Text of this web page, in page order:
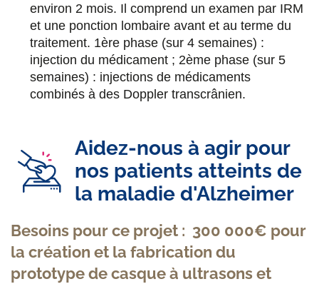
environ 2 mois. Il comprend un examen par IRM
et une ponction lombaire avant et au terme du
traitement. 1ère phase (sur 4 semaines) :
injection du médicament ; 2ème phase (sur 5
semaines) : injections de médicaments
combinés à des Doppler transcrânien.
Aidez-nous à agir pour
nos patients atteints de
la maladie d'Alzheimer
Besoins pour ce projet : 300 000€ pour
la création et la fabrication du
prototype de casque à ultrasons et